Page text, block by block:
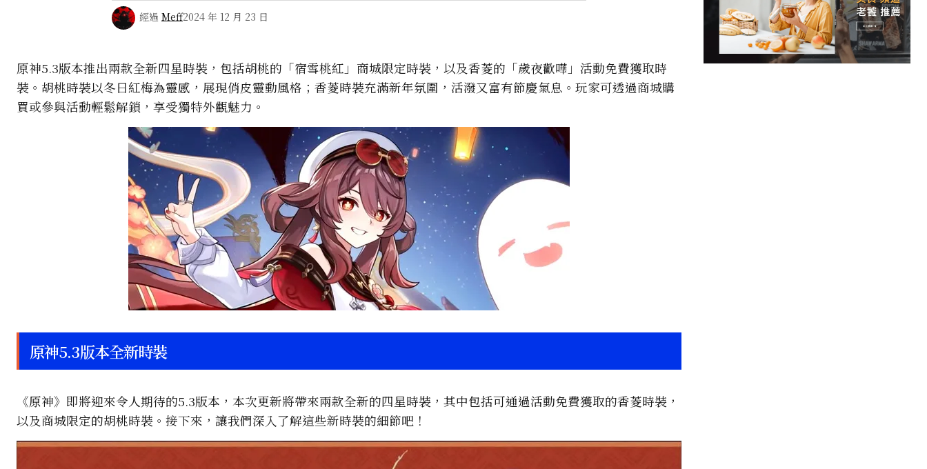
經過 Meff2024 年 12 月 23 日
原神5.3版本推出兩款全新四星時裝，包括胡桃的「宿雪桃紅」商城限定時裝，以及香菱的「歲夜歡嘩」活動免費獲取時
裝。胡桃時裝以冬日紅梅為靈感，展現俏皮靈動風格；香菱時裝充滿新年氛圍，活潑又富有節慶氣息。玩家可透過商城購
買或參與活動輕鬆解鎖，享受獨特外觀魅力。
原神5.3版本全新時裝
《原神》即將迎來令人期待的5.3版本，本次更新將帶來兩款全新的四星時裝，其中包括可通過活動免費獲取的香菱時裝，
以及商城限定的胡桃時裝。接下來，讓我們深入了解這些新時裝的細節吧！